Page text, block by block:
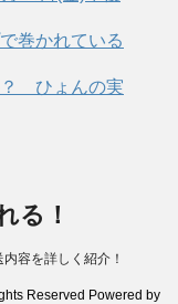
巻かれている
？ ひょんの実
る！
容を詳しく紹介！
Reserved Powered by